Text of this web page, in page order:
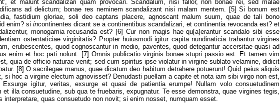
et malunt scandalizari quam provocari. Scandalum, nisi fallor, non bonae rei, sed malae
ad delictum; bonae res neminem scandalizant nisi malam mentem. [5] Si bonum est
fastidium gloriae, soli deo captans placere, agnoscant malum suum, quae de tali bono
enim? si incontinentes dicant se a continentibus scandalizari, et continentia revocanda est? et
monogamia recusanda est? [6] Cur non magis hae qu[a]erantur scandalo sibi esse
ostentaticiae virginitatis? Propter huiusmodi igitur capita nundinaticia trahantur virgines
erubescentes, quod cognoscantur in medio, paventes, quod detegantur accersitae quasi ad
enim et hoc pati nolunt. [7] Omnis publicatio virginis bonae stupri passio est. Et tamen vim
quia de officio naturae venit; sed cum spiritus ipse violatur in virgine sublato velamine, didicit
[8] O sacrilegae manus, quae dicatum deo habitum detrahere potuerunt! Quid peius aliquis
si hoc a virgine electum agnovisset? Denudasti puellam a capite et nota iam sibi virgo non est,
igitur, veritas, exsurge et quasi de patientia erumpe! Nullam volo consuetudinem
et illa consuetudine, sub qua te fruebaris, expugnatur. Te esse demonstra, quae virgines tegis,
interpretare, quas consuetudo non novit; si enim nosset, numquam esset.